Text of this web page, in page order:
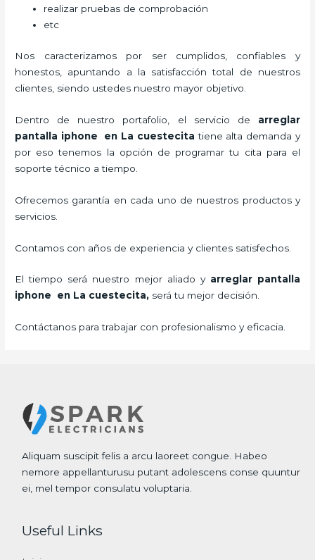
realizar pruebas de comprobación
etc
Nos caracterizamos por ser cumplidos, confiables y
honestos, apuntando a la satisfacción total de nuestros
clientes, siendo ustedes nuestro mayor objetivo.
Dentro de nuestro portafolio, el servicio de arreglar
pantalla iphone en La cuestecita tiene alta demanda y
por eso tenemos la opción de programar tu cita para el
soporte técnico a tiempo.
Ofrecemos garantía en cada uno de nuestros productos y
servicios.
Contamos con años de experiencia y clientes satisfechos.
El tiempo será nuestro mejor aliado y arreglar pantalla
iphone en La cuestecita, será tu mejor decisión.
Contáctanos para trabajar con profesionalismo y eficacia.
Aliquam suscipit felis a arcu laoreet congue. Habeo
nemore appellanturusu putant adolescens conse quuntur
ei, mel tempor consulatu voluptaria.
Useful Links